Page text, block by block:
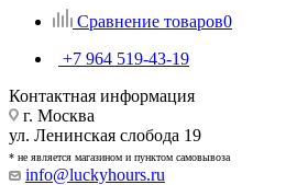
Сравнение товаров0
+7 964 519-43-19
Контактная информация
г. Москва
ул. Ленинская слобода 19
* не является магазином и пунктом самовывоза
info@luckyhours.ru